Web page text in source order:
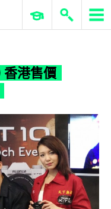
ERP 與商業 AI
香港售價